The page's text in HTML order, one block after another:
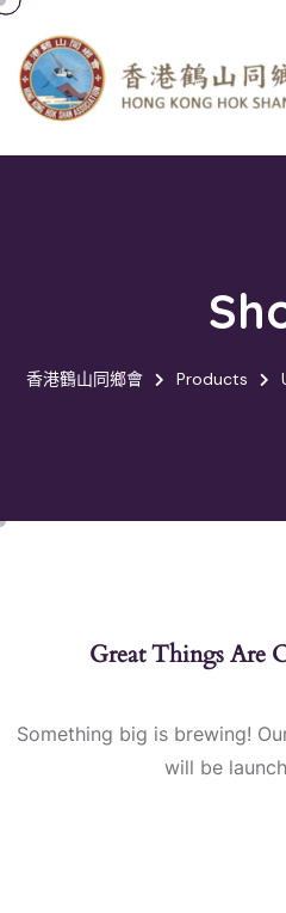
香港鶴山同鄉會 Products
Great Things Are
Something big is brewing!
will be